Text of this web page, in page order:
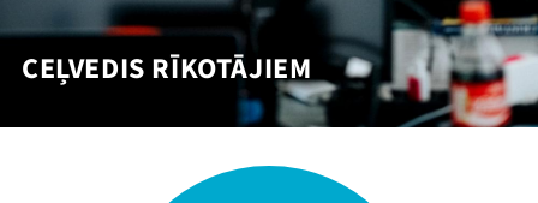
CEĻVEDIS RĪKOTĀJIEM